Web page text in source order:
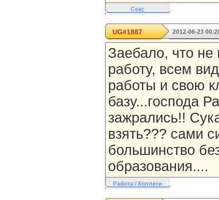
Секс
UG#1887 2012-06-23
Заебало, что не
работу, всем
работы и свою
базу...господа
зажрались!!
взять??? сами
большинство
образования....
Работа / Коллеги